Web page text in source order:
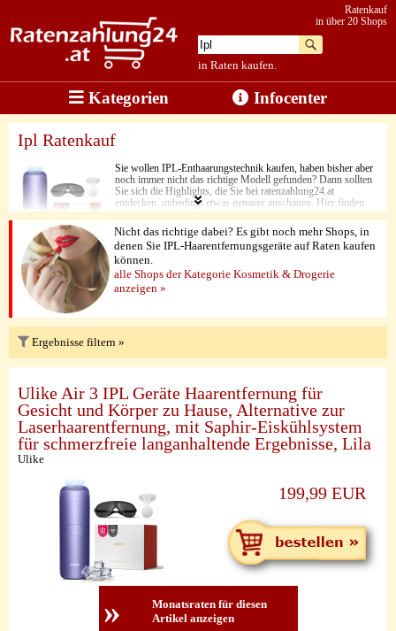
in Raten kaufen.
Ratenkauf
in über 20 Shops
Kategorien Infocenter
Ipl Ratenkauf
Sie wollen IPL-Enthaarungstechnik kaufen, haben bisher aber
noch immer nicht das richtige Modell gefunden? Dann sollten
Sie sich die Highlights, die Sie bei ratenzahlung24.at
entdecken, unbedingt etwas genauer anschauen. Hier finden
nämlich nicht allein hochwertige Angebote aus einem, sondern
aus vielen verschiedenen Online-Shops aufgelistet. Aus diesem
Grund profitieren Sie immer von ausgewählter Qualität und
einem vorteilhaften Preis-Leistungs-Verhältnis. Damit
vollenden Sie Ihren Style ganz einfach und schnell. Und das
Beste dabei: Sie können IPL-Enthaarungstechnik ganz einfach
in Raten kaufen.
Nicht das richtige dabei? Es gibt noch mehr Shops, in
denen Sie IPL-Haarentfernungsgeräte auf Raten kaufen
können.
alle Shops der Kategorie Kosmetik & Drogerie
anzeigen »
Ergebnisse filtern »
Ulike Air 3 IPL Geräte Haarentfernung für
Gesicht und Körper zu Hause, Alternative zur
Laserhaarentfernung, mit Saphir-Eiskühlsystem
für schmerzfreie langanhaltende Ergebnisse, Lila
Ulike
199,99 EUR
»
Monatsraten für diesen
Artikel anzeigen